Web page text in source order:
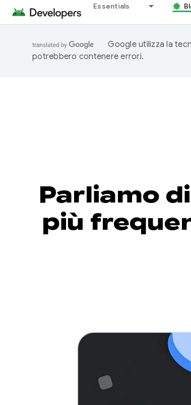
Essentials
Google utilizza la
potrebbero contenere errori.
Parliamo
più